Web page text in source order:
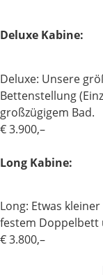
Deluxe Kabine:
Deluxe: Unsere
Bettenstellung
großzügigem Bad.
€ 3.900,–
Long Kabine:
Long: Etwas
festem Doppelbett
€ 3.800,–